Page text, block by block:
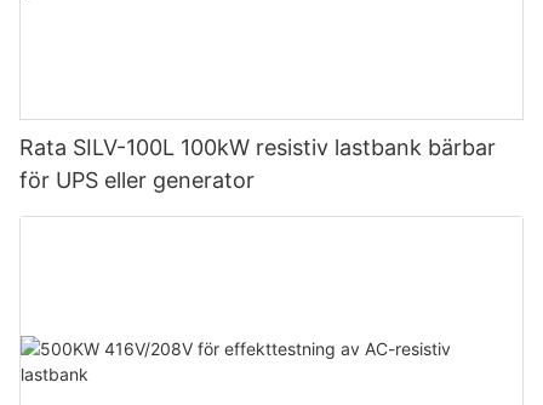
Rata SILV-100L 100kW resistiv lastbank bärbar
för UPS eller generator